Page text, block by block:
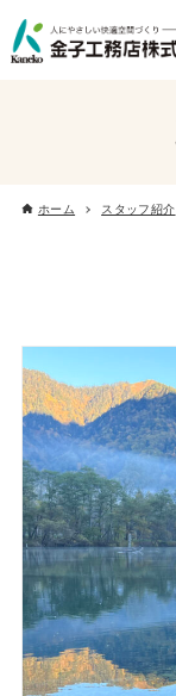
ホーム スタッフ紹介